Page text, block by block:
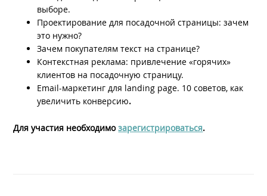
выборе.
Проектирование для посадочной страницы: зачем
это нужно?
Зачем покупателям текст на странице?
Контекстная реклама: привлечение «горячих»
клиентов на посадочную страницу.
Email-маркетинг для landing page. 10 советов, как
увеличить конверсию.
Для участия необходимозарегистрироваться.